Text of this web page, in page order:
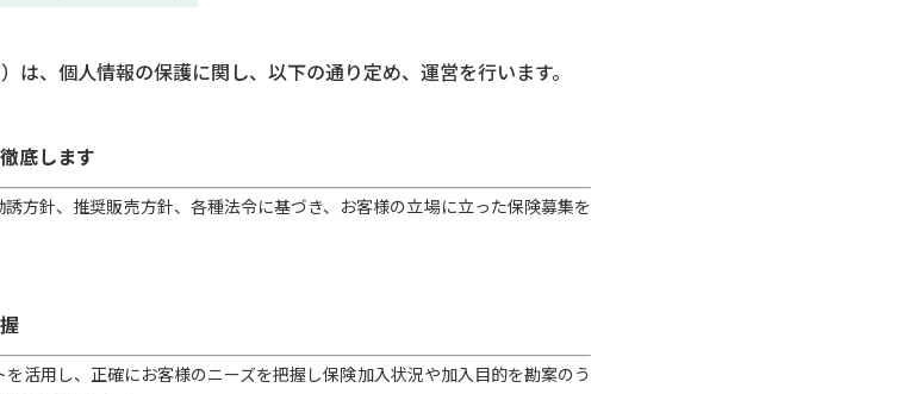
は、個人情報の保護に関し、以下の通り定め、運営を行います。
底します
方針、推奨販売方針、各種法令に基づき、お客様の立場に立った保険募集を
活用し、正確にお客様のニーズを把握し保険加入状況や加入目的を勘案のう